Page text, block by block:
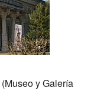
(Museo y Galería